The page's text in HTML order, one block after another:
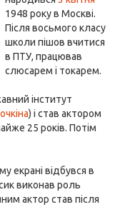
1948 року в Москві.
Після восьмого класу
школи пішов вчитися
в ПТУ, працював
слюсарем і токарем.
інститут
) і став актором
25 років. Потім
екрані відбувся в
виконав роль
актор став після